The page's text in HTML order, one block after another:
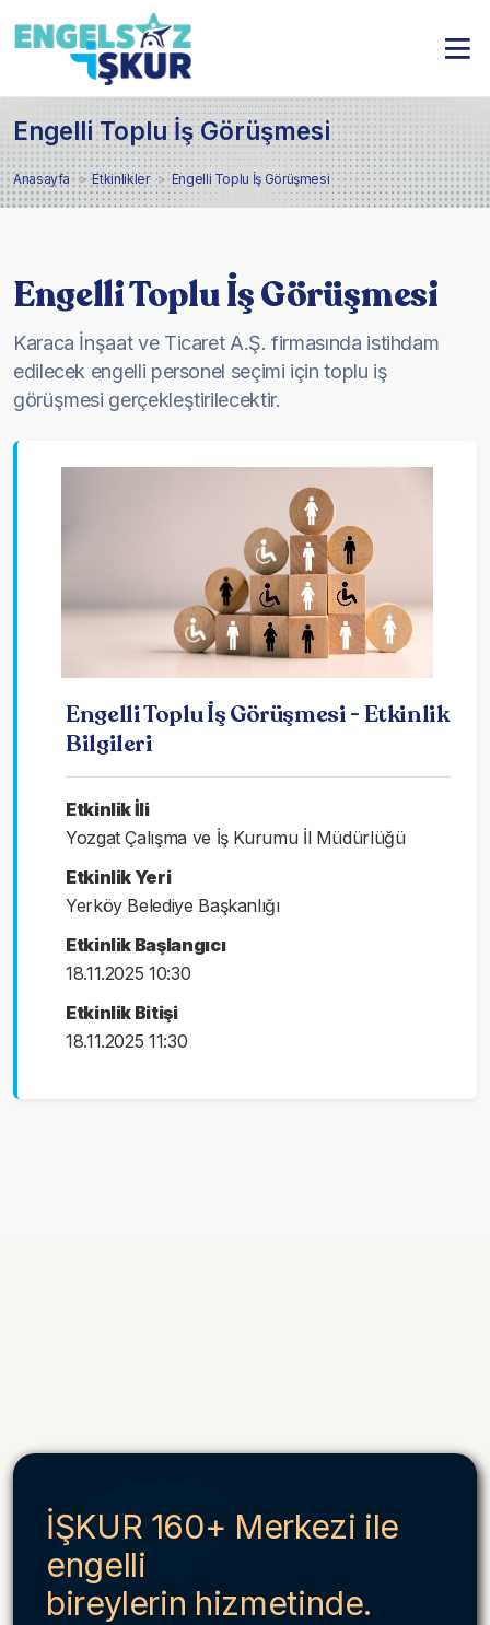
Engelli Toplu İş Görüşmesi
Anasayfa Etkinlikler Engelli Toplu İş Görüşmesi
Engelli Toplu İş Görüşmesi
Karaca İnşaat ve Ticaret A.Ş. firmasında istihdam
edilecek engelli personel seçimi için toplu iş
görüşmesi gerçekleştirilecektir.
Engelli Toplu İş Görüşmesi - Etkinlik
Bilgileri
Etkinlik İli
Yozgat Çalışma ve İş Kurumu İl Müdürlüğü
Etkinlik Yeri
Yerköy Belediye Başkanlığı
Etkinlik Başlangıcı
18.11.2025 10:30
Etkinlik Bitişi
18.11.2025 11:30
İŞKUR 160+ Merkezi ile
engelli
bireylerin hizmetinde.